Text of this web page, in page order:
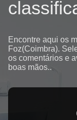
Encontre aqui os
Foz(Coimbra).
os comentários e
boas mãos..